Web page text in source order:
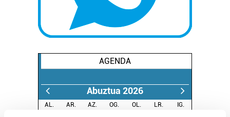
AGENDA
Abuztua 2026
AL. AR. AZ. OG. OL. LR.
IG.